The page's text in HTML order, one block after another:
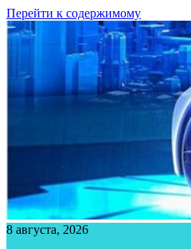
Перейти к содержимому
8 августа, 2026